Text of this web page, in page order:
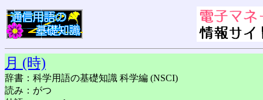
月 (時)
辞書：科学用語の基礎知識 科学編 (NSCI)
読み：がつ